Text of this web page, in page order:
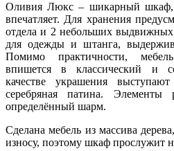
Оливия Люкс – шикарный шкаф,
впечатляет. Для хранения
отдела и 2 небольших
для одежды и штанга,
Помимо практичности,
впишется в классический и
качестве украшения
серебряная патина.
определённый шарм.
Сделана мебель из массива
износу, поэтому шкаф прослужит